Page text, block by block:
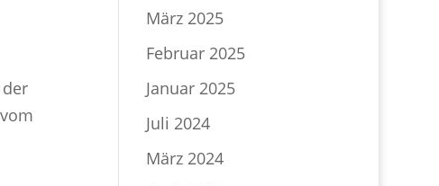
März 2025
Februar 2025
Januar 2025
Juli 2024
März 2024